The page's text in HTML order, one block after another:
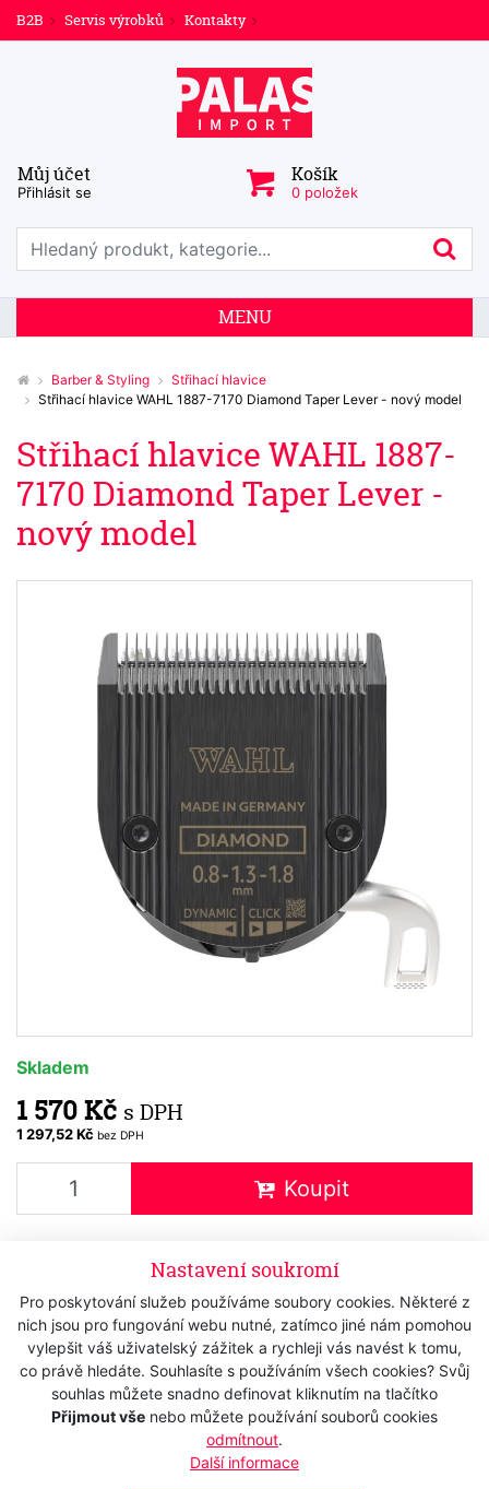
Nastavení soukromí
Pro poskytování služeb používáme soubory cookies. Některé z
nich jsou pro fungování webu nutné, zatímco jiné nám pomohou
vylepšit váš uživatelský zážitek a rychleji vás navést k tomu,
co právě hledáte. Souhlasíte s používáním všech cookies? Svůj
souhlas můžete snadno definovat kliknutím na tlačítko
Přijmout vše nebo můžete používání souborů cookies
odmítnout.
Další informace
B2B Servis výrobků Kontakty
Můj účet
Přihlásit se
Košík
0 položek
Prohledat web
MENU
Barber & Styling
Střihací hlavice
Střihací hlavice WAHL 1887-7170 Diamond Taper Lever - nový model
Střihací hlavice WAHL 1887-
7170 Diamond Taper Lever -
nový model
Skladem
1 570 Kč s DPH
1 297,52 Kč bez DPH
Koupit
Popis
Technická data
Střihací hlaviceWAHL 1887-7177Diamond Taper
Lever Blade
nový model - profesionální precizní integrovaná